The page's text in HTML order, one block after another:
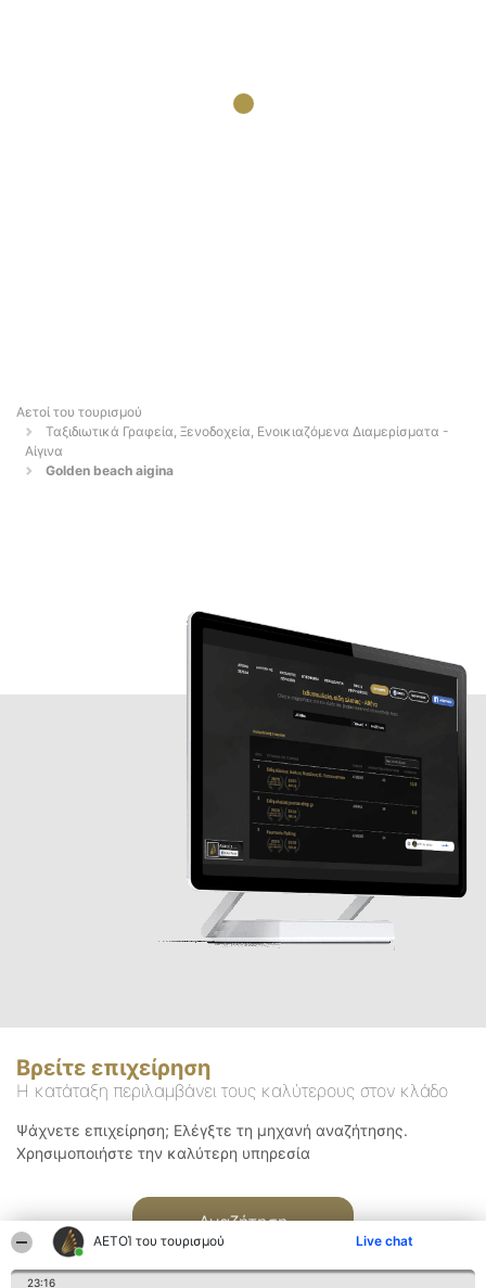
ΑΕΤΟΊ του τουρισμού Live chat
23:16
Αετοί του τουρισμού
Ταξιδιωτικά Γραφεία, Ξενοδοχεία, Ενοικιαζόμενα Διαμερίσματα -
Αίγινα
Golden beach aigina
Βρείτε επιχείρηση
Η κατάταξη περιλαμβάνει τους καλύτερους στον κλάδο
Ψάχνετε επιχείρηση; Ελέγξτε τη μηχανή αναζήτησης.
Χρησιμοποιήστε την καλύτερη υπηρεσία
Αναζήτηση